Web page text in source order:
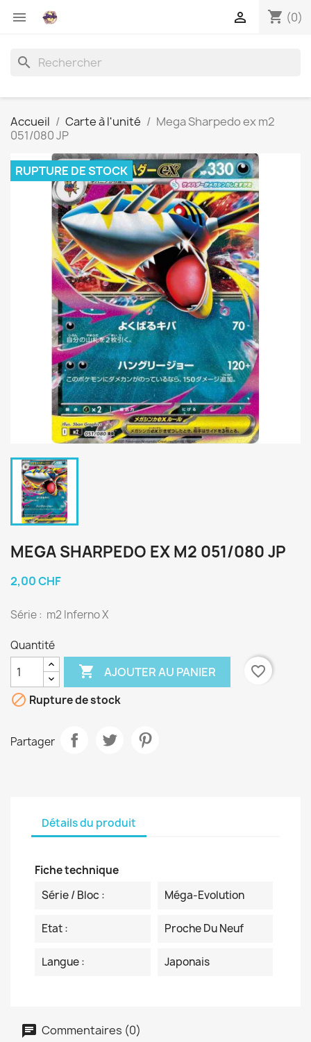
 shopping_cart (0)

search
Accueil Carte à l'unité
Mega Sharpedo ex m2
051/080 JP
RUPTURE DE STOCK
MEGA SHARPEDO EX M2 051/080 JP
2,00 CHF
Série : m2 Inferno X
Quantité
 AJOUTER AU PANIER
favorite_border
 Rupture de stock
Partager
Détails du produit
Fiche technique
Série / Bloc :
Méga-Evolution
Etat : Proche Du Neuf
Langue : Japonais
Commentaires (0)